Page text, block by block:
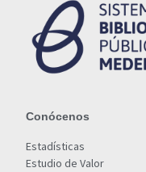
Conócenos
Estadísticas
Estudio de Valor